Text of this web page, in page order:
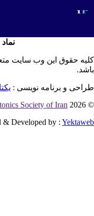
نماد
حقوق این وب سایت
و برنامه نویسی :
©
Society of Iran
& Developed by :